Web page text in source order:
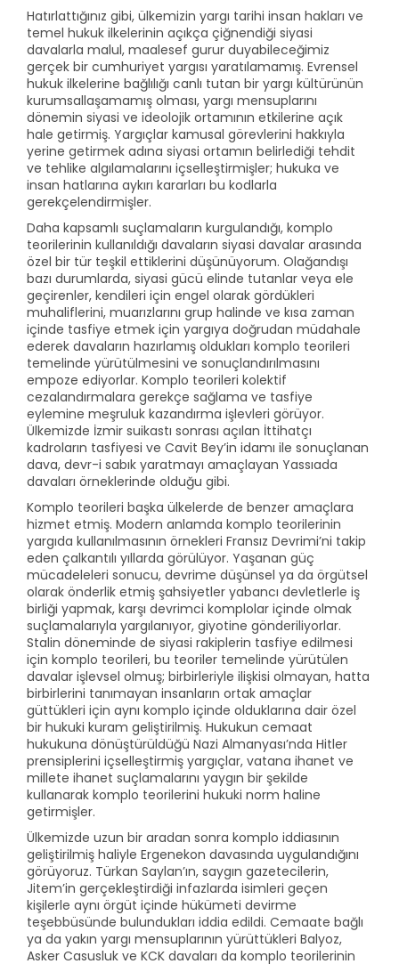
Hatırlattığınız gibi, ülkemizin yargı tarihi insan hakları ve
temel hukuk ilkelerinin açıkça çiğnendiği siyasi
davalarla malul, maalesef gurur duyabileceğimiz
gerçek bir cumhuriyet yargısı yaratılamamış. Evrensel
hukuk ilkelerine bağlılığı canlı tutan bir yargı kültürünün
kurumsallaşamamış olması, yargı mensuplarını
dönemin siyasi ve ideolojik ortamının etkilerine açık
hale getirmiş. Yargıçlar kamusal görevlerini hakkıyla
yerine getirmek adına siyasi ortamın belirlediği tehdit
ve tehlike algılamalarını içselleştirmişler; hukuka ve
insan hatlarına aykırı kararları bu kodlarla
gerekçelendirmişler.
Daha kapsamlı suçlamaların kurgulandığı, komplo
teorilerinin kullanıldığı davaların siyasi davalar arasında
özel bir tür teşkil ettiklerini düşünüyorum. Olağandışı
bazı durumlarda, siyasi gücü elinde tutanlar veya ele
geçirenler, kendileri için engel olarak gördükleri
muhaliflerini, muarızlarını grup halinde ve kısa zaman
içinde tasfiye etmek için yargıya doğrudan müdahale
ederek davaların hazırlamış oldukları komplo teorileri
temelinde yürütülmesini ve sonuçlandırılmasını
empoze ediyorlar. Komplo teorileri kolektif
cezalandırmalara gerekçe sağlama ve tasfiye
eylemine meşruluk kazandırma işlevleri görüyor.
Ülkemizde İzmir suikastı sonrası açılan İttihatçı
kadroların tasfiyesi ve Cavit Bey’in idamı ile sonuçlanan
dava, devr-i sabık yaratmayı amaçlayan Yassıada
davaları örneklerinde olduğu gibi.
Komplo teorileri başka ülkelerde de benzer amaçlara
hizmet etmiş. Modern anlamda komplo teorilerinin
yargıda kullanılmasının örnekleri Fransız Devrimi’ni takip
eden çalkantılı yıllarda görülüyor. Yaşanan güç
mücadeleleri sonucu, devrime düşünsel ya da örgütsel
olarak önderlik etmiş şahsiyetler yabancı devletlerle iş
birliği yapmak, karşı devrimci komplolar içinde olmak
suçlamalarıyla yargılanıyor, giyotine gönderiliyorlar.
Stalin döneminde de siyasi rakiplerin tasfiye edilmesi
için komplo teorileri, bu teoriler temelinde yürütülen
davalar işlevsel olmuş; birbirleriyle ilişkisi olmayan, hatta
birbirlerini tanımayan insanların ortak amaçlar
güttükleri için aynı komplo içinde olduklarına dair özel
bir hukuki kuram geliştirilmiş. Hukukun cemaat
hukukuna dönüştürüldüğü Nazi Almanyası’nda Hitler
prensiplerini içselleştirmiş yargıçlar, vatana ihanet ve
millete ihanet suçlamalarını yaygın bir şekilde
kullanarak komplo teorilerini hukuki norm haline
getirmişler.
Ülkemizde uzun bir aradan sonra komplo iddiasının
geliştirilmiş haliyle Ergenekon davasında uygulandığını
görüyoruz. Türkan Saylan’ın, saygın gazetecilerin,
Jitem’in gerçekleştirdiği infazlarda isimleri geçen
kişilerle aynı örgüt içinde hükümeti devirme
teşebbüsünde bulundukları iddia edildi. Cemaate bağlı
ya da yakın yargı mensuplarının yürüttükleri Balyoz,
Asker Casusluk ve KCK davaları da komplo teorilerinin